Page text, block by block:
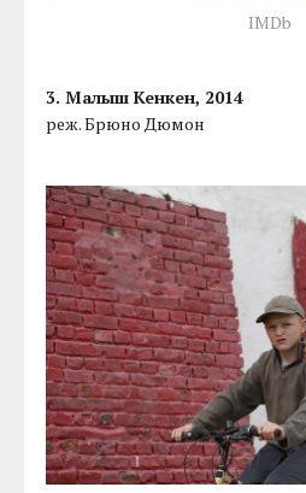
IMDb
3. Малыш Кенкен, 2014
реж. Брюно Дюмон